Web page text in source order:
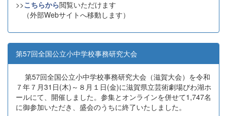
>>こちらから閲覧いただけます
（外部Webサイトへ移動します）
第57回全国公立小中学校事務研究大会
第57回全国公立小中学校事務研究大会（滋賀大会）を令和
７年７月31日(木)～８月１日(金)に滋賀県立芸術劇場びわ湖ホ
ールにて、開催しました。参集とオンラインを併せて1,747名
に御参加いただき、盛会のうちに終了いたしました。